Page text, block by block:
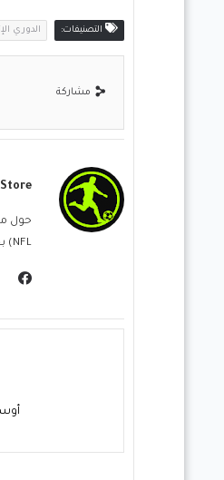
التصنيفات: الدوري
مشاركة
NFL) بجودة فائقة تناسب جميع سرعات الإنترنت. نحن نسعى لتوفير تجربة مشاهدة غامرة وسهلة للمشجع العربي، بعيداً عن التعقيد وبأقل قدر من الإعلانات المزعجة.